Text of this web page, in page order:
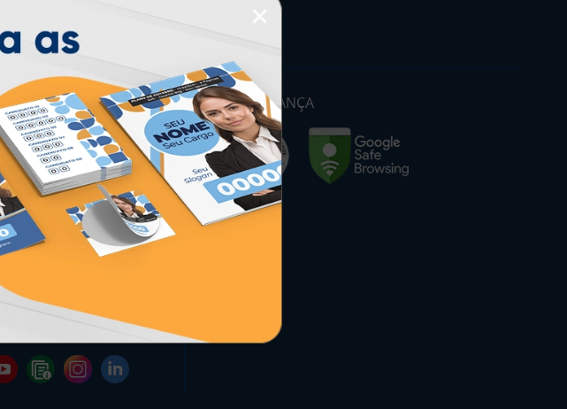
de crédito terá valor adicional.
poderão ter acréscimo.
emissão de acordo com prestador de
pertinente.
SEGURANÇA